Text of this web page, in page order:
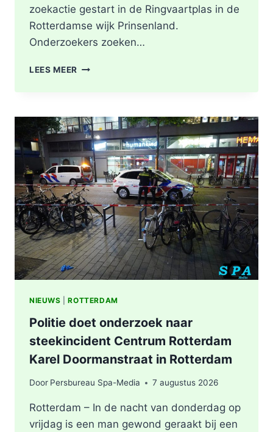
zoekactie gestart in de Ringvaartplas in de
Rotterdamse wijk Prinsenland.
Onderzoekers zoeken…
LEES MEER POLITIE
VUURWAPEN
UIT
MOORDONDERZOEK
NIEUWS |ROTTERDAM
Politie doet onderzoek naar
steekincident Centrum Rotterdam
Karel Doormanstraat in Rotterdam
Door Persbureau Spa-Media 7 augustus 2026
Rotterdam – In de nacht van donderdag op
vrijdag is een man gewond geraakt bij een